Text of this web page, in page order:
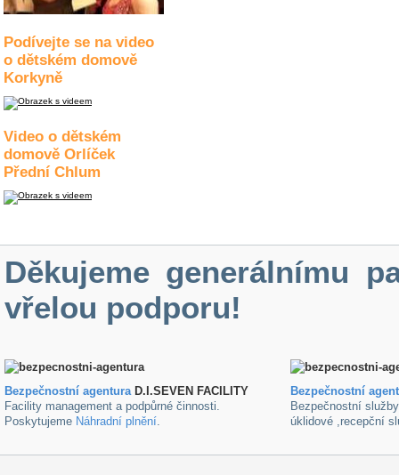
Podívejte se na video
o dětském domově
Korkyně
Video o dětském
domově Orlíček
Přední Chlum
Děkujeme generálnímu
vřelou podporu!
Bezpečnostní agenturaD.I.SEVEN FACILITY
Facility management a podpůrné činnosti.
Poskytujeme Náhradní plnění.
Bezpečnostní
Bezpečnostní
úklidové ,recepční